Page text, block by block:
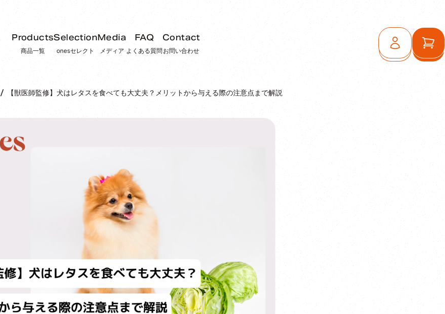
Products
商品一覧
Selection
onesセレクト
Media
メディア
FAQ
よくある質問
Contact
お問い合わせ ログインカ
【獣医師監修】犬はレタスを食べても大丈夫？メリットから与える際の注意点まで解説